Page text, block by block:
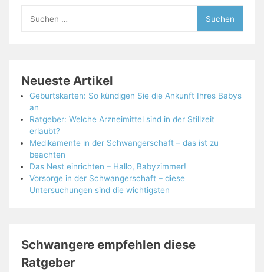
nach:
Neueste Artikel
Geburtskarten: So kündigen Sie die Ankunft Ihres Babys
an
Ratgeber: Welche Arzneimittel sind in der Stillzeit
erlaubt?
Medikamente in der Schwangerschaft – das ist zu
beachten
Das Nest einrichten – Hallo, Babyzimmer!
Vorsorge in der Schwangerschaft – diese
Untersuchungen sind die wichtigsten
Schwangere empfehlen diese
Ratgeber